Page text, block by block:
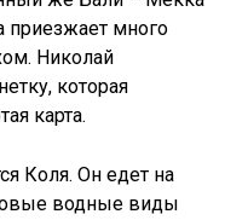
приезжает много
Николай
которая
карта.
Коля. Он едет на
водные виды